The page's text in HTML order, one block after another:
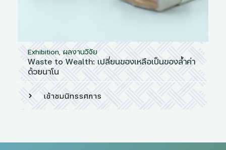
Exhibition, ผลงานวิจัย
Waste to Wealth: เปลี่ยนของเหลือเป็นของล้ำค่า
ด้วยนาโน
เข้าชมนิทรรศการ